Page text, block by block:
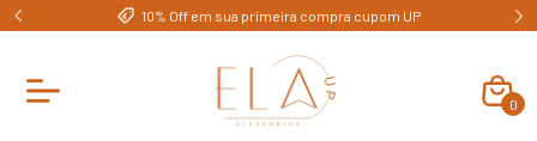
10% Off em sua primeira compra cupom UP
0